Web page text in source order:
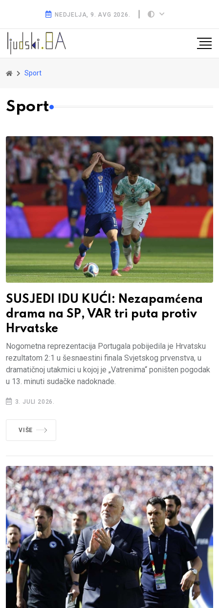
NEDJELJA, 9. AVG 2026.
Sport
Sport
SUSJEDI IDU KUĆI: Nezapamćena
drama na SP, VAR tri puta protiv
Hrvatske
Nogometna reprezentacija Portugala pobijedila je Hrvatsku
rezultatom 2:1 u šesnaestini finala Svjetskog prvenstva, u
dramatičnoj utakmici u kojoj je „Vatrenima“ poništen pogodak
u 13. minuti sudačke nadoknade.
3. JULI 2026.
VIŠE